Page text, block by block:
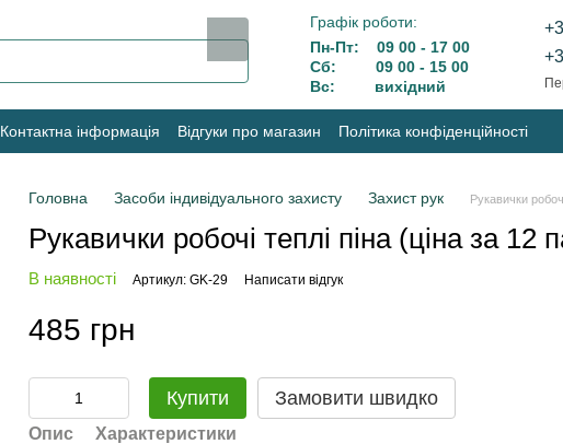
Графік роботи:
Пн-Пт: 09 00 - 17 00
Сб: 09 00 - 15 00
Вс: вихідний
Контактна інформація Відгуки про магазин
Політика конфіденційності
Головна Засоби індивідуального захисту Захист рук Рукавички
Рукавички робочі теплі піна (ціна за 12
В наявності Артикул: GK-29 Написати відгук
485 грн
Купити Замовити швидко
Опис Характеристики